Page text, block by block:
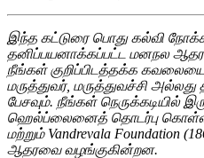
இந்த கட்டுரை பொது கல்வி
தனிப்பயனாக்கப்பட்ட மனநல
நீங்கள் குறிப்பிடத்தக்க
மருத்துவர், மருத்துவச்சி அல்லது
பேசவும். நீங்கள் நெருக்கடியில்
ஹெல்ப்லைனைத் தொடர்பு
மற்றும் Vandrevala Foundation
ஆதரவை வழங்குகின்றன.